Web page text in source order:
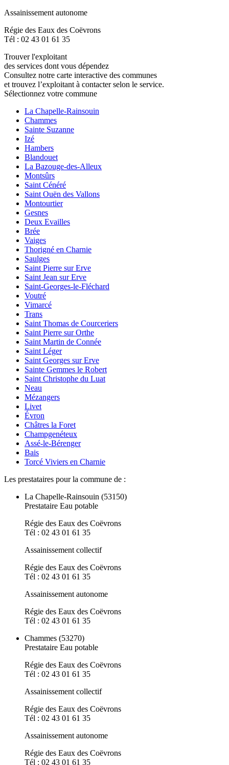
Assainissement autonome
Régie des Eaux des Coëvrons
Tél : 02 43 01 61 35
Trouver l'exploitant
des services dont vous dépendez
Consultez notre carte interactive des communes
et trouvez l’exploitant à contacter selon le service.
Sélectionnez votre commune
La Chapelle-Rainsouin
Chammes
Sainte Suzanne
Izé
Hambers
Blandouet
La Bazouge-des-Alleux
Montsûrs
Saint Cénéré
Saint Ouën des Vallons
Montourtier
Gesnes
Deux Evailles
Brée
Vaiges
Thorigné en Charnie
Saulges
Saint Pierre sur Erve
Saint Jean sur Erve
Saint-Georges-le-Fléchard
Voutré
Vimarcé
Trans
Saint Thomas de Courceriers
Saint Pierre sur Orthe
Saint Martin de Connée
Saint Léger
Saint Georges sur Erve
Sainte Gemmes le Robert
Saint Christophe du Luat
Neau
Mézangers
Livet
Évron
Châtres la Foret
Champgenéteux
Assé-le-Bérenger
Bais
Torcé Viviers en Charnie
Les prestataires pour la commune de :
La Chapelle-Rainsouin (53150)
Prestataire Eau potable
Régie des Eaux des Coëvrons
Tél : 02 43 01 61 35
Assainissement collectif
Régie des Eaux des Coëvrons
Tél : 02 43 01 61 35
Assainissement autonome
Régie des Eaux des Coëvrons
Tél : 02 43 01 61 35
Chammes (53270)
Prestataire Eau potable
Régie des Eaux des Coëvrons
Tél : 02 43 01 61 35
Assainissement collectif
Régie des Eaux des Coëvrons
Tél : 02 43 01 61 35
Assainissement autonome
Régie des Eaux des Coëvrons
Tél : 02 43 01 61 35